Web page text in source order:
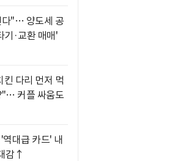
다"… 양도세 공
기·교환 매매'
다리 먼저 먹
커플 싸움도
대급 카드' 내
감↑